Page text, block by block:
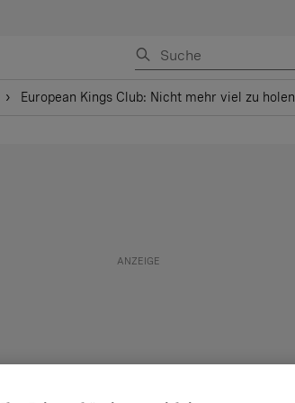
European Kings Club: Nicht mehr viel zu holen